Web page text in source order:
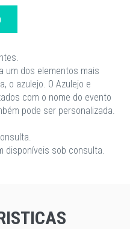
um dos elementos mais
o azulejo. O Azulejo e
com o nome do evento
pode ser personalizada.
disponíveis sob consulta.